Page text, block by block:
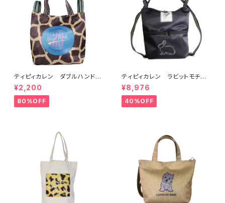
ティピィカレン ダブルハンドル
ジラフビッグトートバッグ
¥2,200
80%OFF
ティピィカレン ラビットモチー
フ2WAYショルダーリュック
¥8,976
40%OFF